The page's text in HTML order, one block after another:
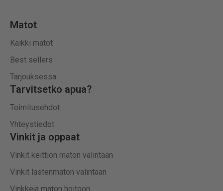
Matot
Kaikki matot
Best sellers
Tarjouksessa
Tarvitsetko apua?
Toimitusehdot
Yhteystiedot
Vinkit ja oppaat
Vinkit keittiön maton valintaan
Vinkit lastenmaton valintaan
Vinkkejä maton hoitoon